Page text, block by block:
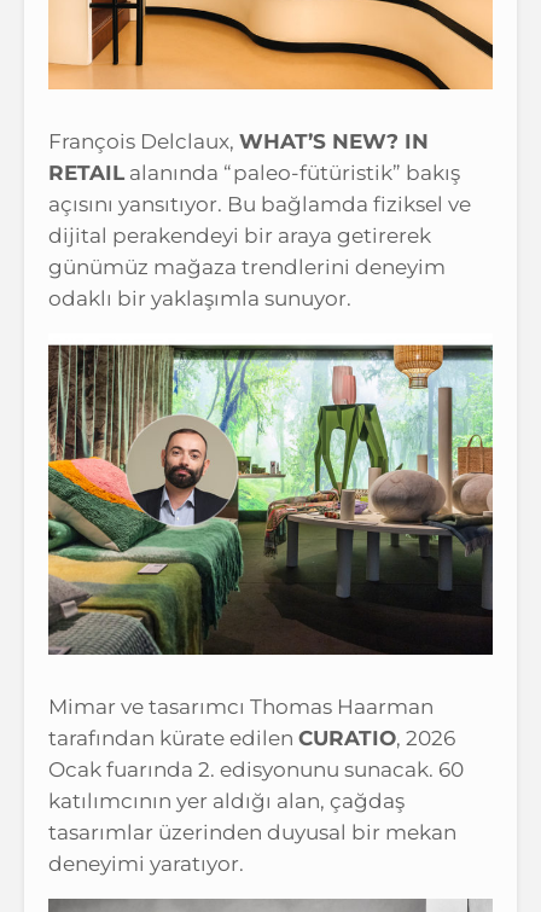
François Delclaux, WHAT’S NEW? IN
RETAIL alanında “paleo-fütüristik” bakış
açısını yansıtıyor. Bu bağlamda fiziksel ve
dijital perakendeyi bir araya getirerek
günümüz mağaza trendlerini deneyim
odaklı bir yaklaşımla sunuyor.
Mimar ve tasarımcı Thomas Haarman
tarafından kürate edilen CURATIO, 2026
Ocak fuarında 2. edisyonunu sunacak. 60
katılımcının yer aldığı alan, çağdaş
tasarımlar üzerinden duyusal bir mekan
deneyimi yaratıyor.